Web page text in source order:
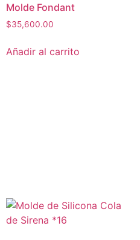
Molde Fondant
$35,600.00
Añadir al carrito